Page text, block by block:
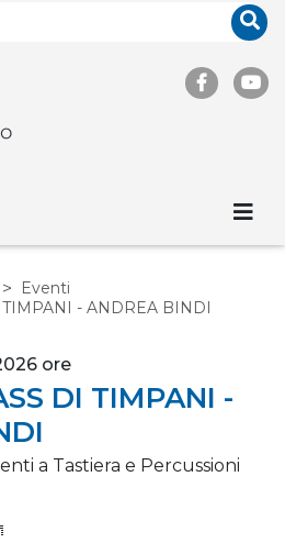
Eventi
TIMPANI - ANDREA BINDI
ore
DI TIMPANI -
a Tastiera e Percussioni